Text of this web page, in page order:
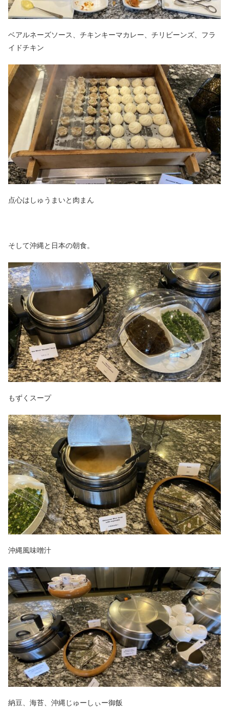
ベアルネーズソース、チキンキーマカレー、チリビーンズ、フラ
イドチキン
点心はしゅうまいと肉まん
そして沖縄と日本の朝食。
もずくスープ
沖縄風味噌汁
納豆、海苔、沖縄じゅーしぃー御飯